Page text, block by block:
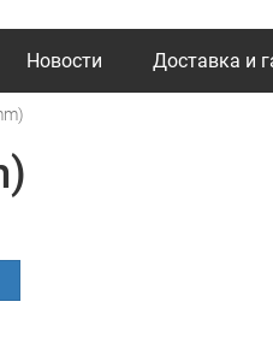
Новости Доставка и